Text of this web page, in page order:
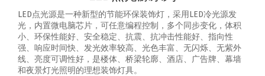
LED点光源是一种新型的节能环保装饰灯，采用LED冷光源发
光，内置微电脑芯片，可任意编程控制，多个同步变化，体积
小、环保性能好、安全稳定、抗震、抗冲击性能好、指向性
强、响应时间快、发光效率较高、光色丰富、无闪烁、无紫外
线、亮度可调性好，是楼体、桥梁轮廓、酒店、广告牌、幕墙
和夜景灯光照明的理想装饰灯具。